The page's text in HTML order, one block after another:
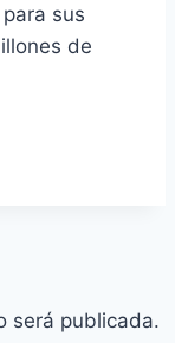
sus
de
será publicada.